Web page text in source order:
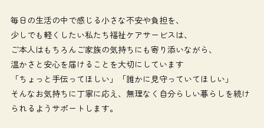
毎日の生活の中で感じる小さな不安や負担を、
少しでも軽くしたい私たち福祉ケアサービスは、
ご本人はもちろんご家族の気持ちにも寄り添いながら、
温かさと安心を届けることを大切にしています
「ちょっと手伝ってほしい」「誰かに見守っていてほしい」
そんなお気持ちに丁寧に応え、無理なく自分らしい暮らしを続け
られるようサポートします。